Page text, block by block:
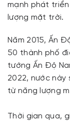
mạnh phát
lượng mặt trời.
Năm 2015, Ấn
50 thành phố
tướng Ấn Độ
2022, nước
từ năng lượng
Thời gian qua,